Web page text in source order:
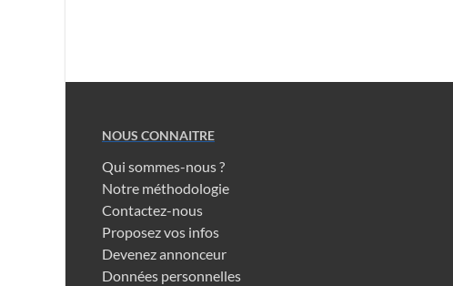
NOUS CONNAITRE
Qui sommes-nous ?
Notre méthodologie
Contactez-nous
Proposez vos infos
Devenez annonceur
Données personnelles